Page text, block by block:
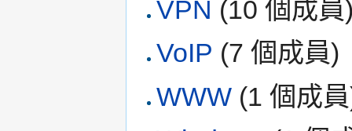
VPN
(10 個成員
VoIP ‏‎ (7 個成員)
WWW (1 個成